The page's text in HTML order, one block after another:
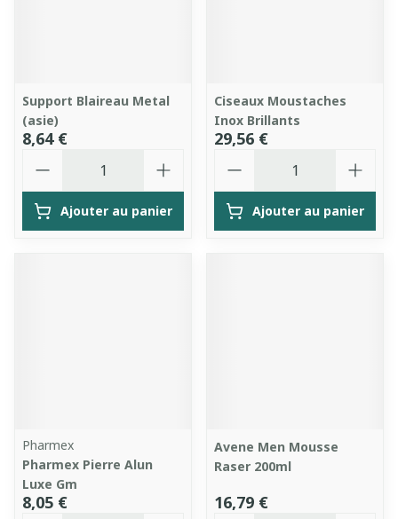
Support Blaireau Metal
(asie)
8,64 €
Ajouter au panier
Ciseaux Moustaches
Inox Brillants
29,56 €
Ajouter au panier
Pharmex
Pharmex Pierre Alun
Luxe Gm
8,05 €
Avene Men Mousse
Raser 200ml
16,79 €